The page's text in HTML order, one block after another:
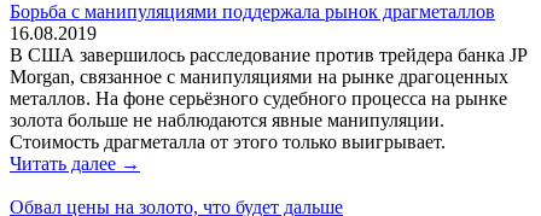
Борьба с манипуляциями поддержала рынок драгметаллов
16.08.2019
В США завершилось расследование против трейдера банка JP
Morgan, связанное с манипуляциями на рынке драгоценных
металлов. На фоне серьёзного судебного процесса на рынке
золота больше не наблюдаются явные манипуляции.
Стоимость драгметалла от этого только выигрывает.
Читать далее →
Обвал цены на золото, что будет дальше